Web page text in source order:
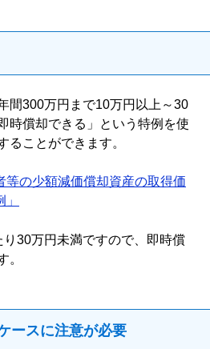
間300万円まで10万円以上～30
時償却できる」という特例を使
ることができます。
等の少額減価償却資産の取得価
30万円未満ですので、即時償
。
ースに注意が必要